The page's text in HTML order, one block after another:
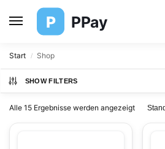
P PPay
Start / Shop
SHOW FILTERS
Alle 15 Ergebnisse werden angezeigt